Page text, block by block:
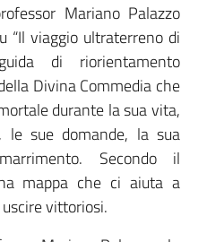
Mariano Palazzo
“Il viaggio ultraterreno di
di riorientamento
Divina Commedia che
durante la sua vita,
le sue domande, la sua
Secondo il
mappa che ci aiuta a
vittoriosi.